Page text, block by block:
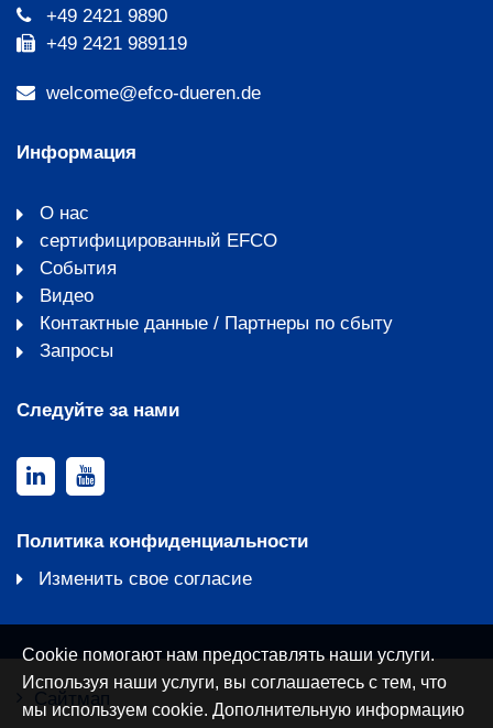
+49 2421 9890
+49 2421 989119
welcome@efco-dueren.de
Информация
О нас
сертифицированный EFCO
События
Видео
Контактные данные / Партнеры по сбыту
Запросы
Следуйте за нами
Политика конфиденциальности
Изменить свое согласие
Сайтмап
Cookie помогают нам предоставлять наши услуги.
Используя наши услуги, вы соглашаетесь с тем, что
мы используем cookie. Дополнительную информацию